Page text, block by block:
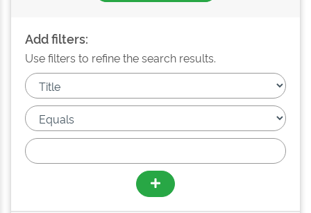
Add filters:
Use filters to refine the search results.